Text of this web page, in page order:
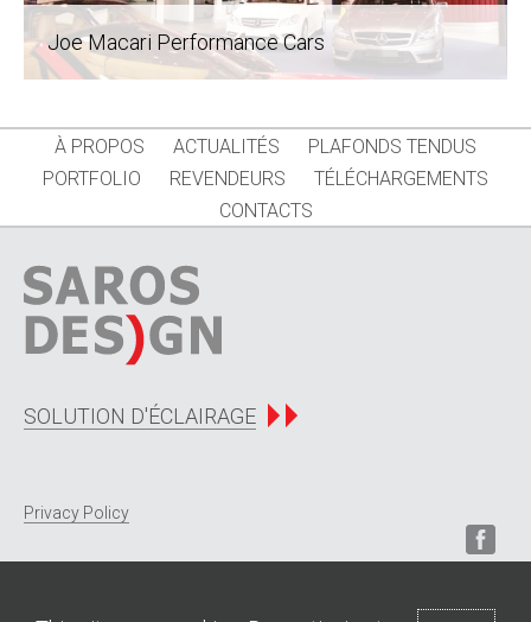
Joe Macari Performance Cars
À PROPOS ACTUALITÉS
PLAFONDS TENDUS
PORTFOLIO
REVENDEURS
TÉLÉCHARGEMENTS
CONTACTS
SOLUTION D'ÉCLAIRAGE
Privacy Policy